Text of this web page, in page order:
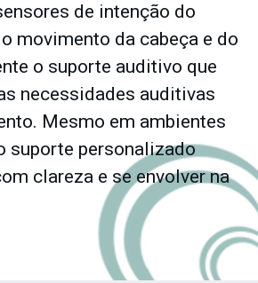
de intenção do
movimento da cabeça e do
o suporte auditivo que
necessidades auditivas
Mesmo em ambientes
suporte personalizado
clareza e se envolver na